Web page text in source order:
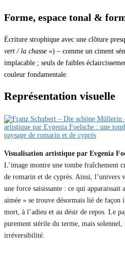
Forme, espace tonal &
Écriture strophique avec une clôture
vert / la chasse ») – comme un ciment
implacable ; seuls de faibles
couleur fondamentale.
Représentation visuelle
Visualisation artistique par Evgenia
L’image montre une tombe fraîchement
de romarin et de cyprès. Ainsi, l’univers
une force saisissante : ce qui
aimée » se trouve désormais lié de
mort, à l’adieu et au désir de repos. Le
purement stérile du terme, mais
irréversibilité.